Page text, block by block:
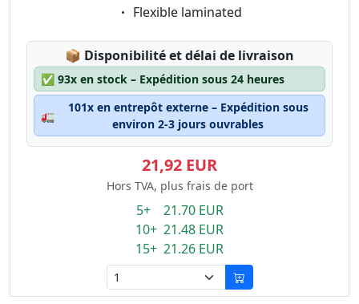
Eigenschaft:
Flexible laminated
📦 Lagerstatus:
Disponibilité et délai de livraison
✅ 93x en stock – Expédition sous 24 heures
🚛
101x en entrepôt externe – Expédition sous
environ 2-3 jours ouvrables
21,92 EUR
Hors TVA, plus frais de port
5+ 21.70 EUR
10+ 21.48 EUR
15+ 21.26 EUR